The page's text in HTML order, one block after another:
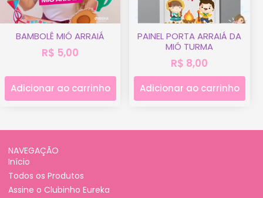
BAMBOLÊ MIÓ ARRAIÁ
R$ 5,00
Adicionar ao carrinho
PAINEL PORTA ARRAIÁ DA
MIÓ TURMA
R$ 8,00
Adicionar ao carrinho
NAVEGAÇÃO
Início
Todos os Produtos
Assine o Clubinho Eureka